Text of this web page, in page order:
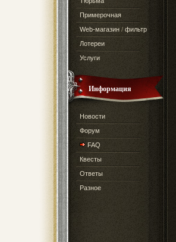
Примерочная
Web-магазин / фильтр
Лотереи
Услуги
Информация
Новости
Форум
FAQ
Квесты
Ответы
Разное